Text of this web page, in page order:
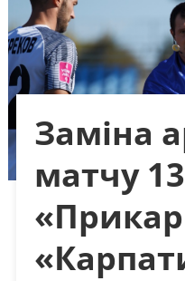
Заміна
матчу